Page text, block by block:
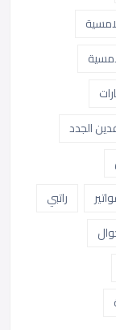
الجدد
راتبي